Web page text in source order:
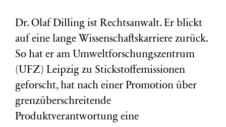
Dr. Olaf Dilling ist Rechtsanwalt. Er blickt
auf eine lange Wissenschaftskarriere zurück.
So hat er am Umweltforschungszentrum
(UFZ) Leipzig zu Stickstoffemissionen
geforscht, hat nach einer Promotion über
grenzüberschreitende
Produktverantwortung eine